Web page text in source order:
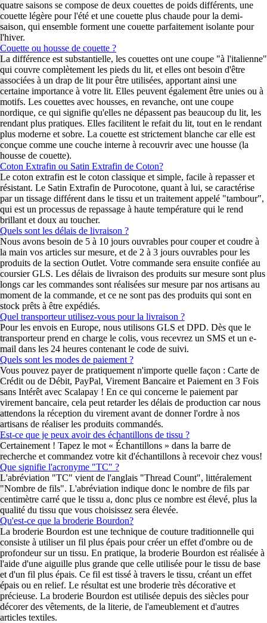
quatre saisons se compose de deux couettes de poids différents, une
couette légère pour l'été et une couette plus chaude pour la demi-
saison, qui ensemble forment une couette parfaitement isolante pour
l'hiver.
Couette ou housse de couette ?
La différence est substantielle, les couettes ont une coupe "à l'italienne"
qui couvre complètement les pieds du lit, et elles ont besoin d'être
associées à un drap de lit pour être utilisées, apportant ainsi une
certaine importance à votre lit. Elles peuvent également être unies ou à
motifs. Les couettes avec housses, en revanche, ont une coupe
nordique, ce qui signifie qu'elles ne dépassent pas beaucoup du lit, les
rendant plus pratiques. Elles facilitent le refait du lit, tout en le rendant
plus moderne et sobre. La couette est strictement blanche car elle est
conçue comme une couche interne à recouvrir avec une housse (la
housse de couette).
Coton Extrafin ou Satin Extrafin de Coton?
Le coton extrafin est le coton classique et simple, facile à repasser et
résistant. Le Satin Extrafin de Purocotone, quant à lui, se caractérise
par un tissage différent dans le tissu et un traitement appelé "tambour",
qui est un processus de repassage à haute température qui le rend
brillant et doux au toucher.
Quels sont les délais de livraison ?
Nous avons besoin de 5 à 10 jours ouvrables pour couper et coudre à
la main vos articles sur mesure, et de 2 à 3 jours ouvrables pour les
produits de la section Outlet. Votre commande sera ensuite confiée au
coursier GLS. Les délais de livraison des produits sur mesure sont plus
longs car les commandes sont réalisées sur mesure par nos artisans au
moment de la commande, et ce ne sont pas des produits qui sont en
stock prêts à être expédiés.
Quel transporteur utilisez-vous pour la livraison ?
Pour les envois en Europe, nous utilisons GLS et DPD. Dès que le
transporteur prend en charge le colis, vous recevrez un SMS et un e-
mail dans les 24 heures contenant le code de suivi.
Quels sont les modes de paiement ?
Vous pouvez payer de pratiquement n'importe quelle façon : Carte de
Crédit ou de Débit, PayPal, Virement Bancaire et Paiement en 3 Fois
sans Intérêt avec Scalapay ! En ce qui concerne le paiement par
virement bancaire, cela peut retarder les délais de production car nous
attendons la réception du virement avant de donner l'ordre à nos
artisans de réaliser les produits commandés.
Est-ce que je peux avoir des échantillons de tissu ?
Certainement ! Tapez le mot « Échantillons » dans la barre de
recherche et commandez votre kit d'échantillons à recevoir chez vous!
Que signifie l'acronyme "TC" ?
L'abréviation "TC" vient de l'anglais "Thread Count", littéralement
"Nombre de fils". L'abréviation indique donc le nombre de fils par
centimètre carré que le tissu a, donc plus ce nombre est élevé, plus la
qualité du tissu que vous choisissez sera élevée.
Qu'est-ce que la broderie Bourdon?
La broderie Bourdon est une technique de couture traditionnelle qui
consiste à utiliser un fil plus épais pour créer un effet d'ombre ou de
profondeur sur un tissu. En pratique, la broderie Bourdon est réalisée à
l'aide d'une aiguille plus grande que celle utilisée pour le tissu de base
et d'un fil plus épais. Ce fil est tissé à travers le tissu, créant un effet
épais ou en relief. Le résultat est une broderie très décorative et
précieuse. La broderie Bourdon est utilisée depuis des siècles pour
décorer des vêtements, de la literie, de l'ameublement et d'autres
articles textiles.